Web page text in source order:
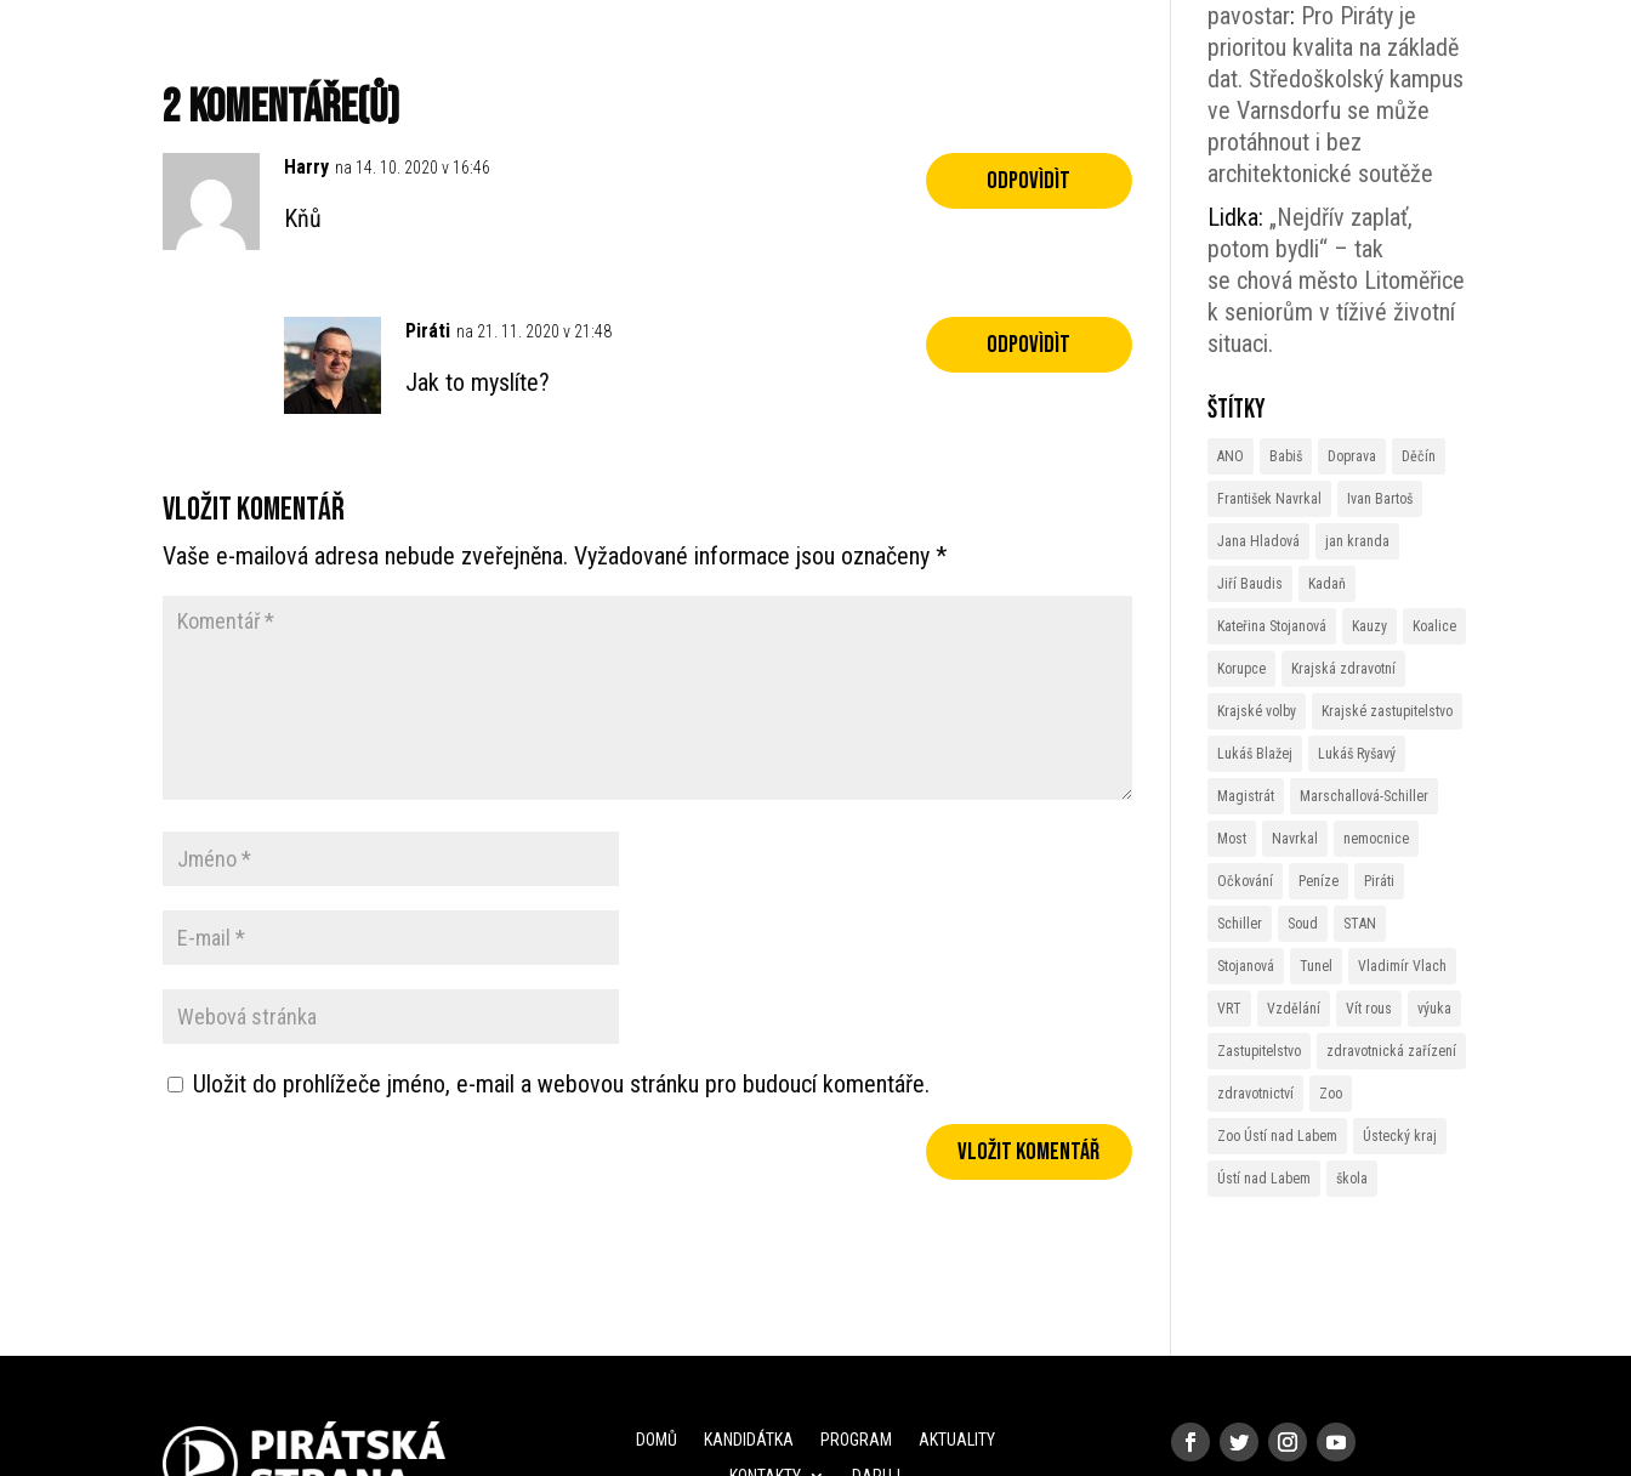
2 Komentáře(ů)
Harry na 14. 10. 2020 v 16:46
Kňů
Odpovìdìt
Piráti na 21. 11. 2020 v 21:48
Jak to myslíte?
Odpovìdìt
Vložit komentář
Vaše e-mailová adresa nebude zveřejněna. Vyžadované informace jsou označeny*
Uložit do prohlížeče jméno, e-mail a webovou stránku pro budoucí komentáře.
pavostar: Pro Piráty je
prioritou kvalita na základě
dat. Středoškolský kampus
ve Varnsdorfu se může
protáhnout i bez
architektonické soutěže
Lidka: „Nejdřív zaplať,
potom bydli“ – tak
se chová město Litoměřice
k seniorům v tíživé životní
situaci.
Štítky
ANO Babiš Doprava Děčín
František Navrkal Ivan Bartoš
Jana Hladová jan kranda
Jiří Baudis Kadaň
Kateřina Stojanová Kauzy Koalice
Korupce Krajská zdravotní
Krajské volby Krajské zastupitelstvo
Lukáš Blažej Lukáš Ryšavý
Magistrát Marschallová-Schiller
Most Navrkal nemocnice
Očkování Peníze Piráti
Schiller Soud STAN
Stojanová Tunel Vladimír Vlach
VRT Vzdělání Vít rous výuka
Zastupitelstvo zdravotnická zařízení
zdravotnictví Zoo
Zoo Ústí nad Labem Ústecký kraj
Ústí nad Labem škola
DOMŮ KANDIDÁTKA PROGRAM
AKTUALITY